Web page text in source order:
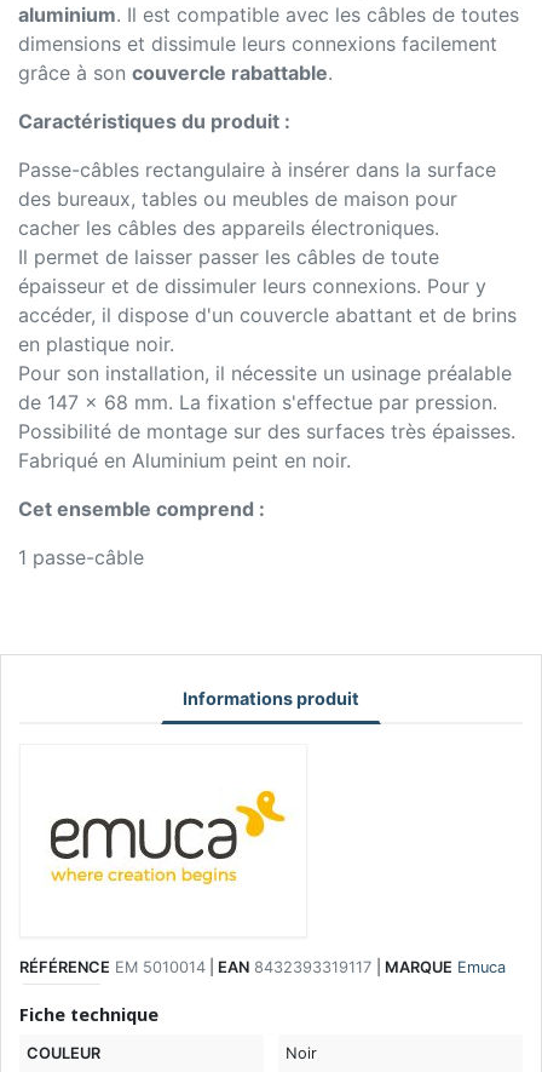
aluminium. Il est compatible avec les câbles de toutes
dimensions et dissimule leurs connexions facilement
grâce à son couvercle rabattable.
Caractéristiques du produit :
Passe-câbles rectangulaire à insérer dans la surface
des bureaux, tables ou meubles de maison pour
cacher les câbles des appareils électroniques.
Il permet de laisser passer les câbles de toute
épaisseur et de dissimuler leurs connexions. Pour y
accéder, il dispose d'un couvercle abattant et de brins
en plastique noir.
Pour son installation, il nécessite un usinage préalable
de 147 x 68 mm. La fixation s'effectue par pression.
Possibilité de montage sur des surfaces très épaisses.
Fabriqué en Aluminium peint en noir.
Cet ensemble comprend :
1 passe-câble
Informations produit
RÉFÉRENCE EM 5010014 EAN 8432393319117 MARQUE Emuca
Fiche technique
COULEUR Noir